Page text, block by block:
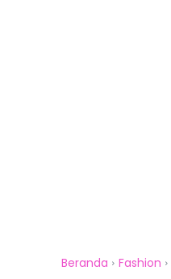
Beranda Fashion